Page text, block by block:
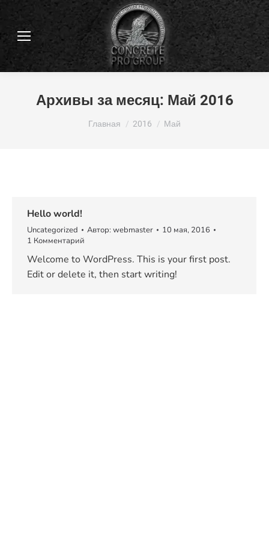
Архивы за месяц: Май 2016
Вы здесь:
Главная 2016 Май
Hello world!
Uncategorized Автор: webmaster
10 мая, 2016
1 Комментарий
Welcome to WordPress. This is your first post.
Edit or delete it, then start writing!